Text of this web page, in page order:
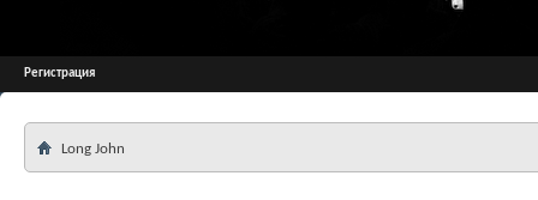
Регистрация
Long John